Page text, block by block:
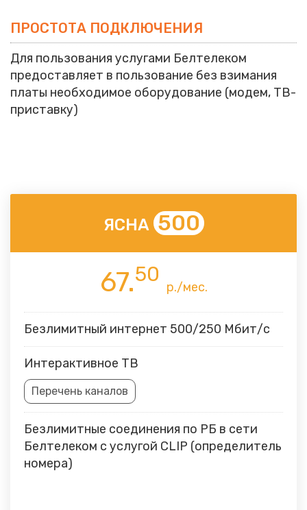
ПРОСТОТА ПОДКЛЮЧЕНИЯ
Для пользования услугами Белтелеком
предоставляет в пользование без взимания
платы необходимое оборудование (модем, ТВ-
приставку)
ЯСНА 500
67.50
р./мес.
Безлимитный интернет 500/250 Мбит/с
Интерактивное ТВ
Перечень каналов
Безлимитные соединения по РБ в сети
Белтелеком с услугой CLIP (определитель
номера)